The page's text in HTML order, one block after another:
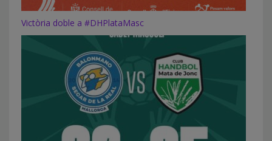
Victòria doble a #DHPlataMasc